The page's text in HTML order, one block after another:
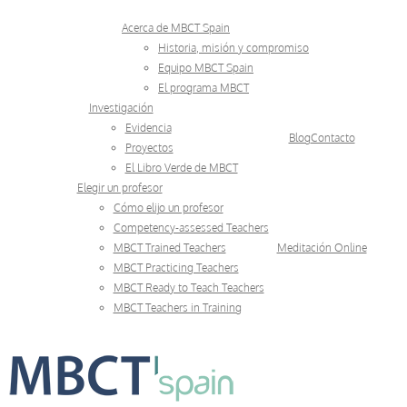
Acerca de MBCT Spain
Historia, misión y compromiso
Equipo MBCT Spain
El programa MBCT
Investigación
Evidencia
Proyectos
El Libro Verde de MBCT
BlogContacto
Elegir un profesor
Cómo elijo un profesor
Competency-assessed Teachers
MBCT Trained Teachers
MBCT Practicing Teachers
MBCT Ready to Teach Teachers
MBCT Teachers in Training
Meditación Online